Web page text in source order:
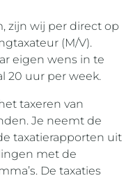
zijn wij per direct op
(M/V).
eigen wens in te
20 uur per week.
taxeren van
Je neemt de
taxatierapporten uit
met de
De taxaties